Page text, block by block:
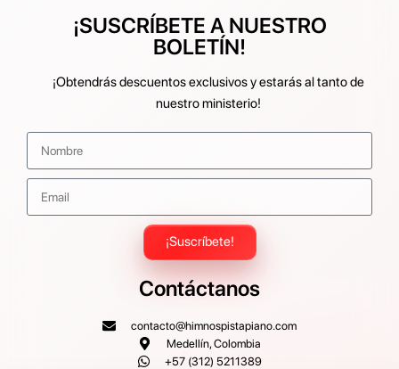
¡SUSCRÍBETE A NUESTRO
BOLETÍN!
¡Obtendrás descuentos exclusivos y estarás al tanto de
nuestro ministerio!
¡Suscríbete!
Contáctanos
contacto@himnospistapiano.com
Medellín, Colombia
+57 (312) 5211389